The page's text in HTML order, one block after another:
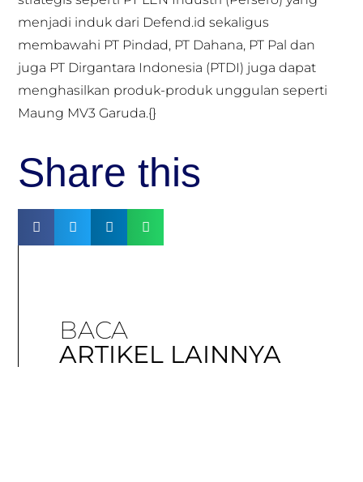
menjadi induk dari Defend.id sekaligus
membawahi PT Pindad, PT Dahana, PT Pal dan
juga PT Dirgantara Indonesia (PTDI) juga dapat
menghasilkan produk-produk unggulan seperti
Maung MV3 Garuda.{}
Share this
BACA
ARTIKEL LAINNYA